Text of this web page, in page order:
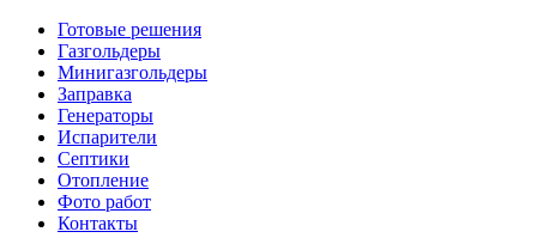
Готовые решения
Газгольдеры
Минигазгольдеры
Заправка
Генераторы
Испарители
Септики
Отопление
Фото работ
Контакты